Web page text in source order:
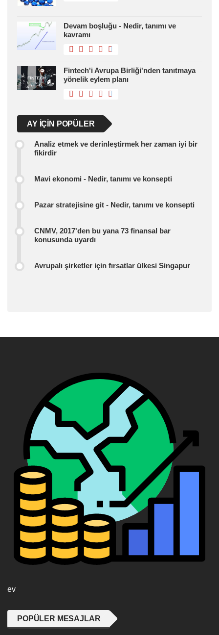
Devam boşluğu - Nedir, tanımı ve
kavramı
Fintech'i Avrupa Birliği'nden tanıtmaya
yönelik eylem planı
AY IÇIN POPÜLER
Analiz etmek ve derinleştirmek her zaman iyi bir
fikirdir
Mavi ekonomi - Nedir, tanımı ve konsepti
Pazar stratejisine git - Nedir, tanımı ve konsepti
CNMV, 2017'den bu yana 73 finansal bar
konusunda uyardı
Avrupalı ​​şirketler için fırsatlar ülkesi Singapur
ev
POPÜLER MESAJLAR